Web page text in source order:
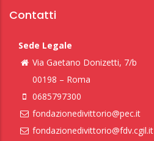
Contatti
Sede Legale
Via Gaetano Donizetti, 7/b
00198 – Roma
0685797300
fondazionedivittorio@pec.it
fondazionedivittorio@fdv.cgil.it